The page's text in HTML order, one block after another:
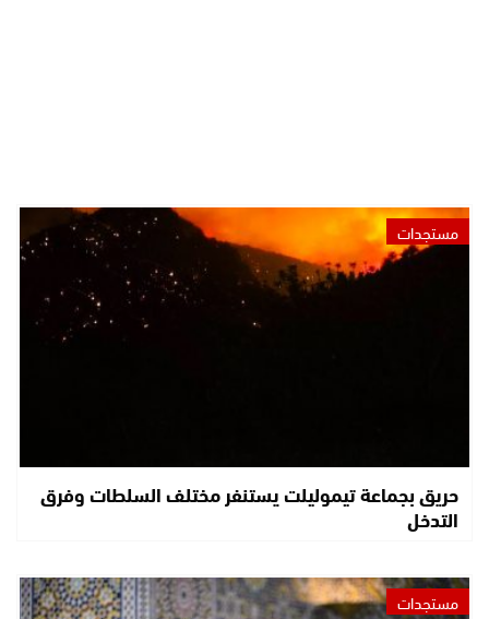
مستجدات
حريق بجماعة تيموليلت يستنفر مختلف السلطات وفرق
التدخل
مستجدات